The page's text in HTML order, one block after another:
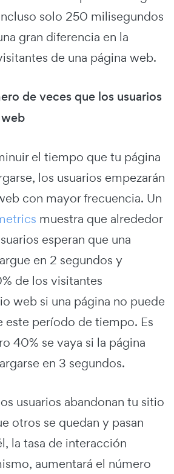
solo 250 milisegundos
gran diferencia en la
de una página web.
de veces que los usuarios
el tiempo que tu página
los usuarios empezarán
con mayor frecuencia. Un
muestra que alrededor
esperan que una
en 2 segundos y
de los visitantes
web si una página no puede
este período de tiempo. Es
40% se vaya si la página
en 3 segundos.
usuarios abandonan tu sitio
otros se quedan y pasan
la tasa de interacción
aumentará el número